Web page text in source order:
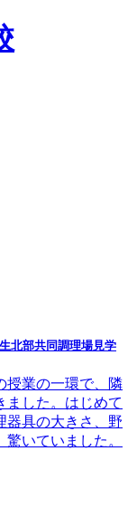
北部共同調理場見学
授業の一環で、隣
ました。はじめて
器具の大きさ、野
いていました。